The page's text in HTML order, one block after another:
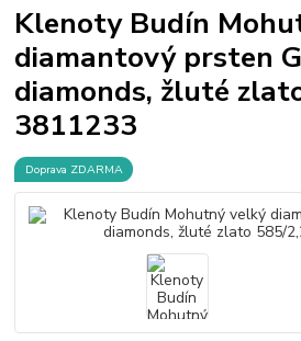
Klenoty Budín
diamantový prsten
diamonds, žluté
3811233
Doprava ZDARMA